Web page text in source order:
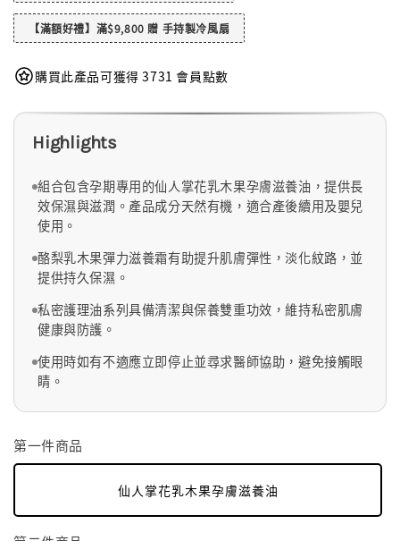
【滿額好禮】滿$9,800 贈 手持製冷風扇
購買此產品可獲得 3731 會員點數
Highlights
組合包含孕期專用的仙人掌花乳木果孕膚滋養油，提供長
效保濕與滋潤。產品成分天然有機，適合產後續用及嬰兒
使用。
酪梨乳木果彈力滋養霜有助提升肌膚彈性，淡化紋路，並
提供持久保濕。
私密護理油系列具備清潔與保養雙重功效，維持私密肌膚
健康與防護。
使用時如有不適應立即停止並尋求醫師協助，避免接觸眼
睛。
第一件商品
仙人掌花乳木果孕膚滋養油